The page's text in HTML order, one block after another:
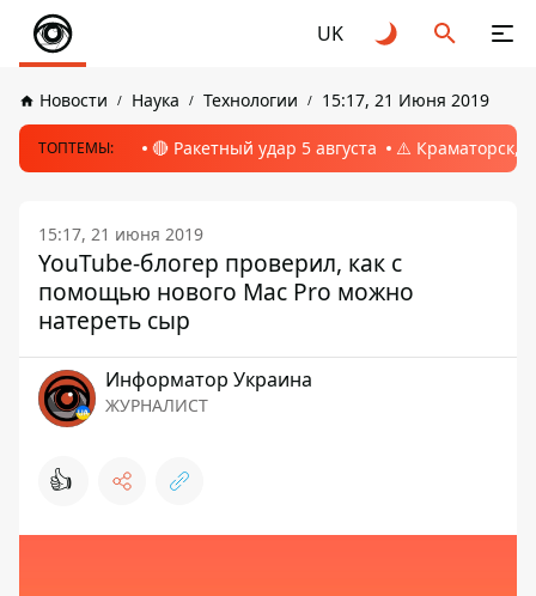
UK
Новости Наука Технологии 15:17, 21 Июня 2019
ТОПТЕМЫ: 🔴 Ракетный удар 5 августа ⚠️ Краматорск,
15:17, 21 июня 2019
YouTube-блогер проверил, как с
помощью нового Mac Pro можно
натереть сыр
Информатор Украина
ЖУРНАЛИСТ
👍